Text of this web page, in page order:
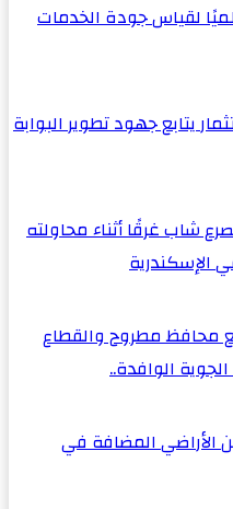
لقياس جودة الخدمات
يتابع جهود تطوير البوابة
شاب غرقًا أثناء محاولته
الإسكندرية
محافظ مطروح والقطاع
الوافدة..
الأراضي المضافة في